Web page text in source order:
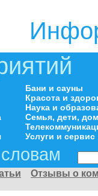
Бани и сауны
Красота и
Наука и
Семья, дети,
Услуги и сервис
Отзывы о